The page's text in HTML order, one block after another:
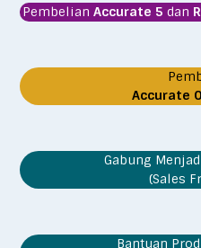
Pembelian Accurate 5 dan
Accurate
Gabung
(Sales
Bantuan